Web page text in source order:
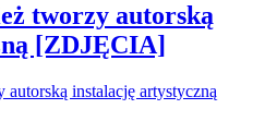
tworzy autorską
[ZDJĘCIA]